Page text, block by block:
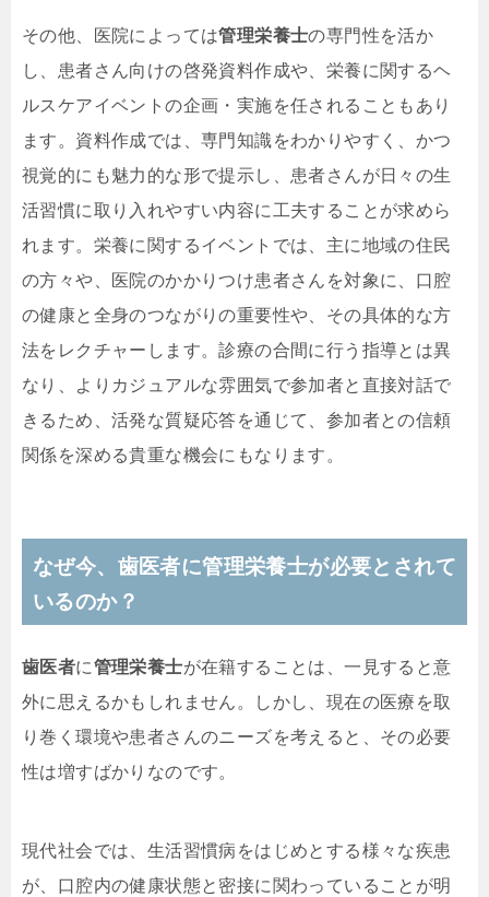
その他、医院によっては管理栄養士の専門性を活か
し、患者さん向けの啓発資料作成や、栄養に関するヘ
ルスケアイベントの企画・実施を任されることもあり
ます。資料作成では、専門知識をわかりやすく、かつ
視覚的にも魅力的な形で提示し、患者さんが日々の生
活習慣に取り入れやすい内容に工夫することが求めら
れます。栄養に関するイベントでは、主に地域の住民
の方々や、医院のかかりつけ患者さんを対象に、口腔
の健康と全身のつながりの重要性や、その具体的な方
法をレクチャーします。診療の合間に行う指導とは異
なり、よりカジュアルな雰囲気で参加者と直接対話で
きるため、活発な質疑応答を通じて、参加者との信頼
関係を深める貴重な機会にもなります。
なぜ今、歯医者に管理栄養士が必要とされて
いるのか？
歯医者に管理栄養士が在籍することは、一見すると意
外に思えるかもしれません。しかし、現在の医療を取
り巻く環境や患者さんのニーズを考えると、その必要
性は増すばかりなのです。
現代社会では、生活習慣病をはじめとする様々な疾患
が、口腔内の健康状態と密接に関わっていることが明